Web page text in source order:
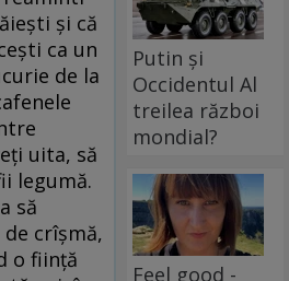
şi că
ca un
de la
uita, să
legumă.
să
crîşmă,
o fiinţă
Putin și
Occidentul Al
treilea război
mondial?
Feel good -